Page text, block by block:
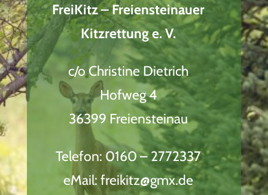
FreiKitz – Freiensteinauer
Kitzrettung e. V.
c/o Christine Dietrich
Hofweg 4
36399 Freiensteinau
Telefon: 0160 – 2772337
eMail: freikitz@gmx.de